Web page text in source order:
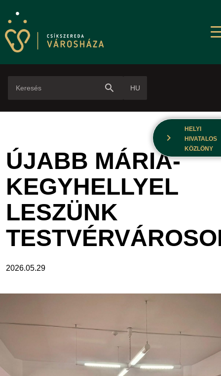
search HU
chevron_right
HELYI
HIVATALOS
KÖZLÖNY
ÚJABB MÁRIA-
KEGYHELLYEL
LESZÜNK
2026.05.29